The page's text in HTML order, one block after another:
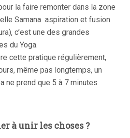
la faire remonter dans la zone
Samana aspiration et fusion
c’est une des grandes
du Yoga.
cette pratique régulièrement,
même pas longtemps, un
ne prend que 5 à 7 minutes
à unir les choses ?